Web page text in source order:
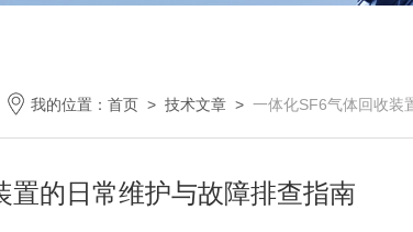
我的位置： 首页 > 技术文章 > 一体化SF6气体回收装
置的日常维护与故障排查指南